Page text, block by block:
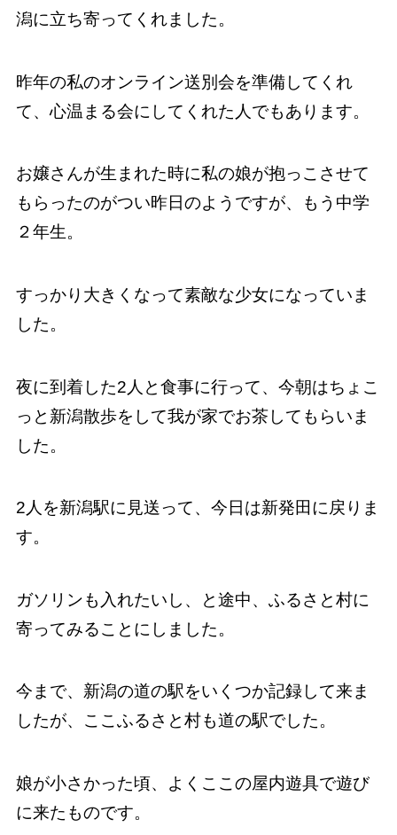
潟に立ち寄ってくれました。
昨年の私のオンライン送別会を準備してくれ
て、心温まる会にしてくれた人でもあります。
お嬢さんが生まれた時に私の娘が抱っこさせて
もらったのがつい昨日のようですが、もう中学
２年生。
すっかり大きくなって素敵な少女になっていま
した。
夜に到着した2人と食事に行って、今朝はちょこ
っと新潟散歩をして我が家でお茶してもらいま
した。
2人を新潟駅に見送って、今日は新発田に戻りま
す。
ガソリンも入れたいし、と途中、ふるさと村に
寄ってみることにしました。
今まで、新潟の道の駅をいくつか記録して来ま
したが、ここふるさと村も道の駅でした。
娘が小さかった頃、よくここの屋内遊具で遊び
に来たものです。